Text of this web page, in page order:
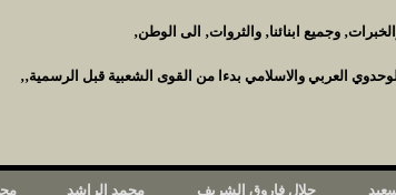
وجميع ابنائنا‚ والثروات‚ الى الوطن‚
العربي والاسلامي بدءا من القوى الشعبية قبل الرسمية‚‚
محمد الراشد جلال فاروق الشريف